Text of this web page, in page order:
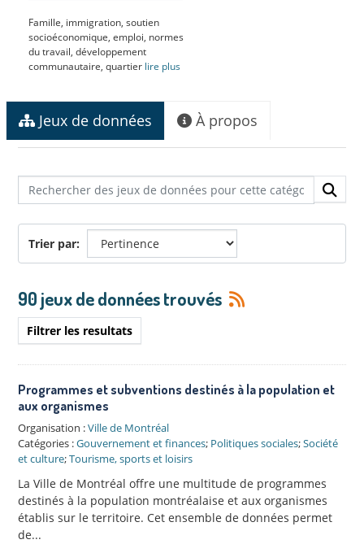
Famille, immigration, soutien
socioéconomique, emploi, normes
du travail, développement
communautaire, quartier lire plus
Jeux de données À propos
Trier par
90 jeux de données trouvés
Filtrer les resultats
Programmes et subventions destinés à la population et
aux organismes
Organisation :Ville de Montréal
Catégories :Gouvernement et finances; Politiques sociales;Société
et culture;Tourisme, sports et loisirs
La Ville de Montréal offre une multitude de programmes
destinés à la population montréalaise et aux organismes
établis sur le territoire. Cet ensemble de données permet
de...